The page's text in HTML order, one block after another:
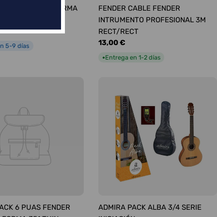
SURTIDAS FORMA
5-9 días
FENDER CABLE FENDER
INTRUMENTO PROFESIONAL 3M
RECT/RECT
Precio
13,00 €
●Entrega en 1-2 días
6 PUAS FENDER
ADMIRA PACK ALBA 3/4 SERIE